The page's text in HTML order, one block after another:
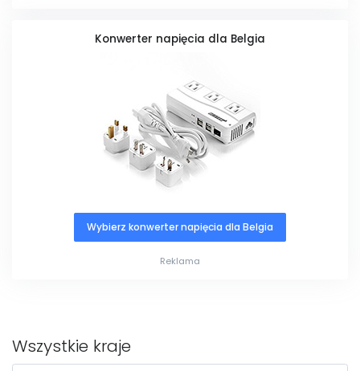
Konwerter napięcia dla Belgia
Wybierz konwerter napięcia dla Belgia
Reklama
Wszystkie kraje